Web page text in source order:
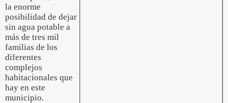
la enorme
posibilidad de dejar
sin agua potable a
más de tres mil
familias de los
diferentes
complejos
habitacionales que
hay en este
municipio.